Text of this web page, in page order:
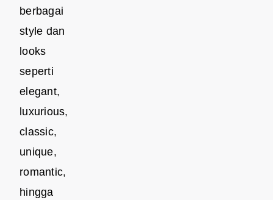
berbagai
style dan
looks
seperti
elegant,
luxurious,
classic,
unique,
romantic,
hingga